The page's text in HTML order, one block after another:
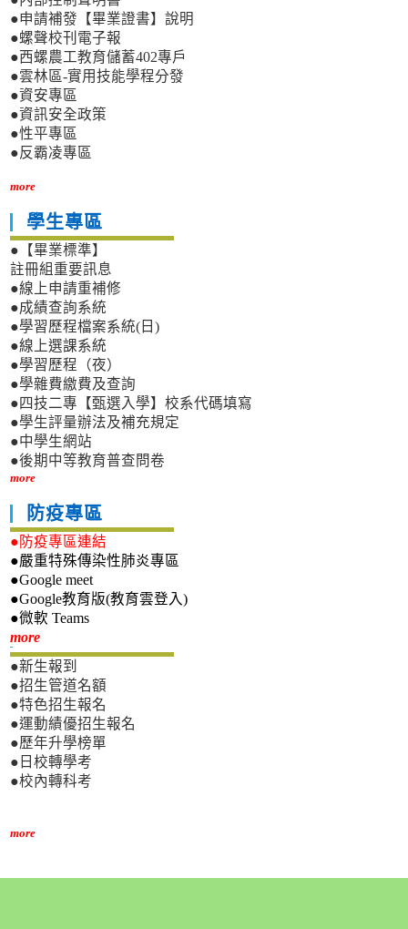
●申請補發【畢業證書】說明
●螺聲校刊電子報
●西螺農工教育儲蓄402專戶
●雲林區-實用技能學程分發
●資安專區
●資訊安全政策
●性平專區
●反霸凌專區
more
學生專區
●【畢業標準】
註冊組重要訊息
●線上申請重補修
●成績查詢系統
●學習歷程檔案系統(日)
●線上選課系統
●學習歷程（夜）
●學雜費繳費及查詢
●四技二專【甄選入學】校系代碼填寫
●學生評量辦法及補充規定
●中學生網站
●後期中等教育普查問卷
more
防疫專區
●防疫專區連結
●嚴重特殊傳染性肺炎專區
●Google meet
●Google教育版(教育雲登入)
●微軟 Teams
more新生專區
●新生報到
●招生管道名額
●特色招生報名
●運動績優招生報名
●歷年升學榜單
●日校轉學考
●校內轉科考
more